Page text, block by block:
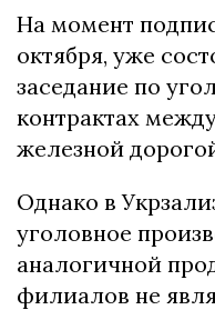
На момент
октября, уже
заседание по
контрактах
железной
Однако в
уголовное
аналогичной
филиалов не